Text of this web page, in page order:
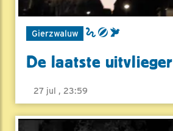
Gierzwaluw
De laatste uitvlieger
27 jul , 23:59